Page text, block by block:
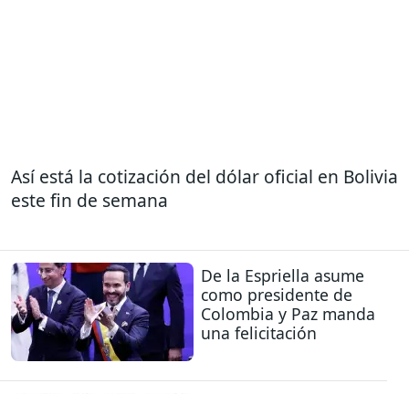
Así está la cotización del dólar oficial en Bolivia
este fin de semana
De la Espriella asume
como presidente de
Colombia y Paz manda
una felicitación